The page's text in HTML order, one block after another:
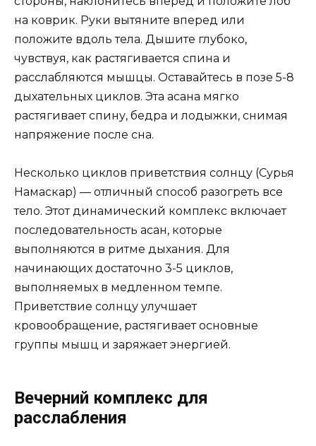
на коврик. Руки вытяните вперед или
положите вдоль тела. Дышите глубоко,
чувствуя, как растягивается спина и
расслабляются мышцы. Оставайтесь в позе 5-8
дыхательных циклов. Эта асана мягко
растягивает спину, бедра и лодыжки, снимая
напряжение после сна.
Несколько циклов приветствия солнцу (Сурья
Намаскар) — отличный способ разогреть все
тело. Этот динамический комплекс включает
последовательность асан, которые
выполняются в ритме дыхания. Для
начинающих достаточно 3-5 циклов,
выполняемых в медленном темпе.
Приветствие солнцу улучшает
кровообращение, растягивает основные
группы мышц и заряжает энергией.
Вечерний комплекс для
расслабления